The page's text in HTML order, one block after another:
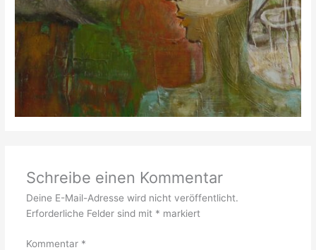
Schreibe einen Kommentar
Deine E-Mail-Adresse wird nicht veröffentlicht.
Erforderliche Felder sind mit * markiert
Kommentar *